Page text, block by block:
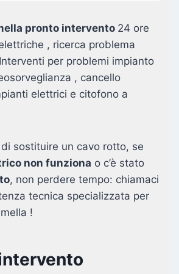
pronto intervento 24 ore
, ricerca problema
per problemi impianto
, cancello
elettrici e citofono a
sostituire un cavo rotto, se
non funziona o c’è stato
, non perdere tempo: chiamaci
tecnica specializzata per
!